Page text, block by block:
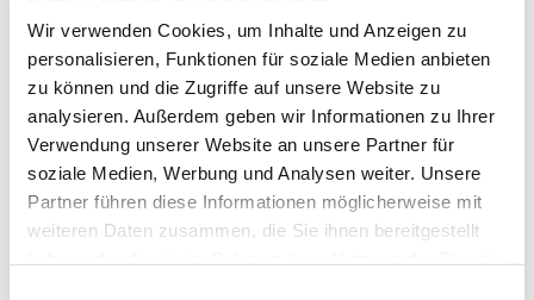
Wir verwenden Cookies, um Inhalte und Anzeigen zu
personalisieren, Funktionen für soziale Medien anbieten
zu können und die Zugriffe auf unsere Website zu
analysieren. Außerdem geben wir Informationen zu Ihrer
Verwendung unserer Website an unsere Partner für
soziale Medien, Werbung und Analysen weiter. Unsere
Partner führen diese Informationen möglicherweise mit
weiteren Daten zusammen, die Sie ihnen bereitgestellt
Samstag, 8. Januar 2028, 17:00
Uhr
Kapelle St. Jost, Bei St. Jost 4-6,